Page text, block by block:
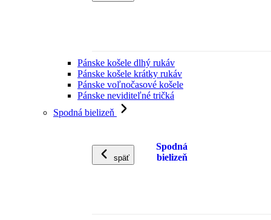
Pánske košele dlhý rukáv
Pánske košele krátky rukáv
Pánske voľnočasové košele
Pánske neviditeľné tričká
Spodná bielizeň
späť
Spodná
bielizeň